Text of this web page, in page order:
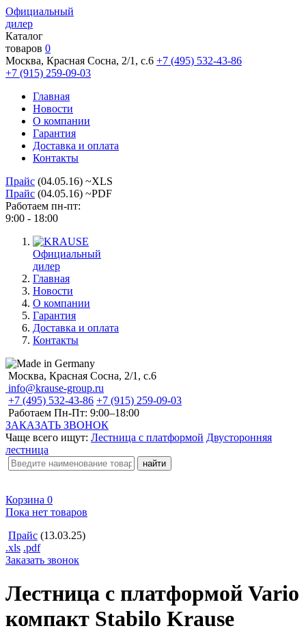
Официальный
дилер
Каталог
товаров 0
Москва, Красная Сосна, 2/1, с.6 +7 (495) 532-43-86
+7 (915) 259-09-03
Главная
Новости
О компании
Гарантия
Доставка и оплата
Контакты
Прайс (04.05.16) ~XLS
Прайс (04.05.16) ~PDF
Работаем пн-пт:
9:00 - 18:00
Официальный
дилер
Главная
Новости
О компании
Гарантия
Доставка и оплата
Контакты
Москва, Красная Сосна, 2/1, с.6
info@krause-group.ru
+7 (495) 532-43-86 +7 (915) 259-09-03
Работаем Пн-Пт: 9:00–18:00
ЗАКАЗАТЬ ЗВОНОК
Чаще всего ищут: Лестница с платформой Двусторонняя
лестница
Корзина 0
Пока нет товаров
Прайс (13.03.25)
.xls .pdf
Заказать звонок
Лестница с платформой Vario
компакт Stabilo Krause